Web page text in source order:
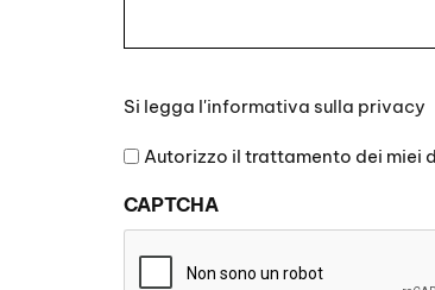
legga
l'informativa
privacy
Si legga l'informativa sulla privacy
Autorizzo il trattamento dei miei
CAPTCHA